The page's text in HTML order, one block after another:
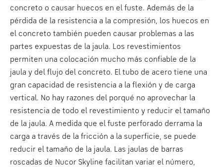
concreto o causar huecos en el fuste. Además de la
pérdida de la resistencia a la compresión, los huecos en
el concreto también pueden causar problemas a las
partes expuestas de la jaula. Los revestimientos
permiten una colocación mucho más confiable de la
jaula y del flujo del concreto. El tubo de acero tiene una
gran capacidad de resistencia a la flexión y de carga
vertical. No hay razones del porqué no aprovechar la
resistencia de todo el revestimiento y reducir el tamaño
de la jaula. A medida que el fuste perforado derrama la
carga a través de la fricción a la superficie, se puede
reducir el tamaño de la jaula. Las jaulas de barras
roscadas de Nucor Skyline facilitan variar el número,